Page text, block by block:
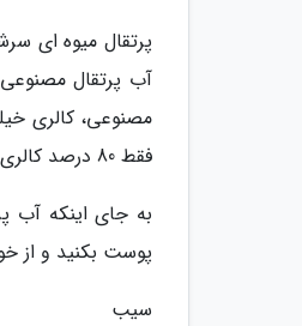
آب پرتقال
مصنوعی، کالری
فقط 80 درصد کالری و 5 گرم فیبر دارد. شما قطعا از خوردن این میوه سالم سود خواهید برد.
به جای اینکه آب
پوست بکنید و از
سیب